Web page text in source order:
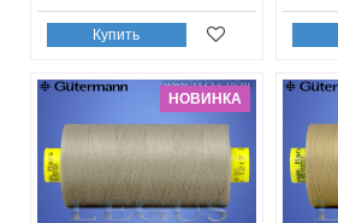
Купить
НОВИНКА